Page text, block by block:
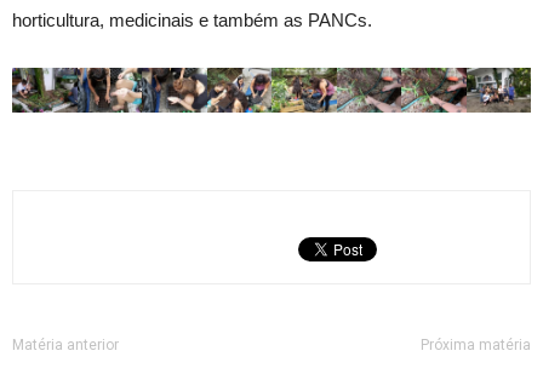
horticultura, medicinais e também as PANCs.
Matéria anterior Próxima matéria